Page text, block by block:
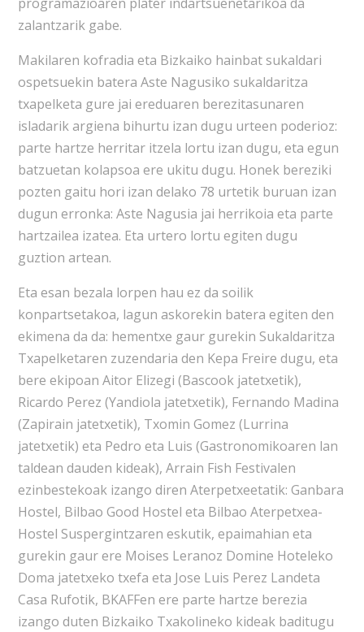
zalantzarik gabe.
Makilaren kofradia eta Bizkaiko hainbat sukaldari
ospetsuekin batera Aste Nagusiko sukaldaritza
txapelketa gure jai ereduaren berezitasunaren
isladarik argiena bihurtu izan dugu urteen poderioz:
parte hartze herritar itzela lortu izan dugu, eta egun
batzuetan kolapsoa ere ukitu dugu. Honek bereziki
pozten gaitu hori izan delako 78 urtetik buruan izan
dugun erronka: Aste Nagusia jai herrikoia eta parte
hartzailea izatea. Eta urtero lortu egiten dugu
guztion artean.
Eta esan bezala lorpen hau ez da soilik
konpartsetakoa, lagun askorekin batera egiten den
ekimena da da: hementxe gaur gurekin Sukaldaritza
Txapelketaren zuzendaria den Kepa Freire dugu, eta
bere ekipoan Aitor Elizegi (Bascook jatetxetik),
Ricardo Perez (Yandiola jatetxetik), Fernando Madina
(Zapirain jatetxetik), Txomin Gomez (Lurrina
jatetxetik) eta Pedro eta Luis (Gastronomikoaren lan
taldean dauden kideak), Arrain Fish Festivalen
ezinbestekoak izango diren Aterpetxeetatik: Ganbara
Hostel, Bilbao Good Hostel eta Bilbao Aterpetxea-
Hostel Suspergintzaren eskutik, epaimahian eta
gurekin gaur ere Moises Leranoz Domine Hoteleko
Doma jatetxeko txefa eta Jose Luis Perez Landeta
Casa Rufotik, BKAFFen ere parte hartze berezia
izango duten Bizkaiko Txakolineko kideak baditugu